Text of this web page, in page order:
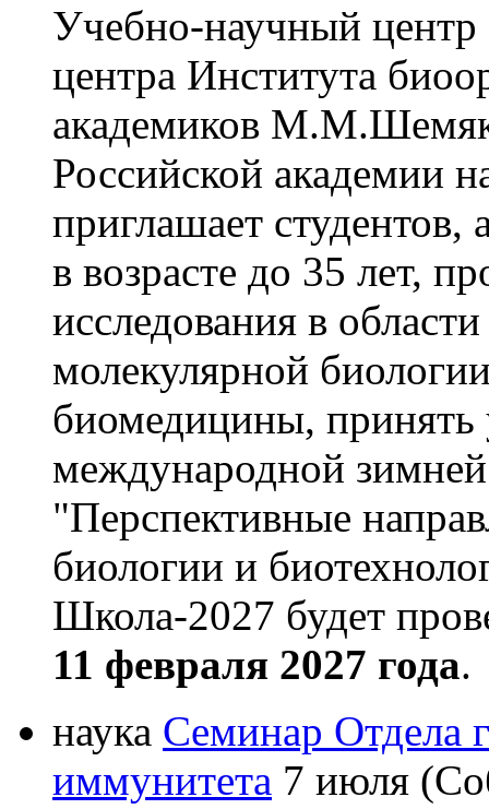
Учебно-научный центр
центра Института
академиков
Российской академии
приглашает
в возрасте до 35 лет,
исследования в
молекулярной
биомедицины, принять
международной
"Перспективные
биологии и
Школа-2027 будет
11 февраля 2027 года.
наука Семинар Отдела
иммунитета 7 июля